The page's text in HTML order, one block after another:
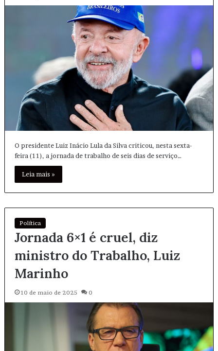
O presidente Luiz Inácio Lula da Silva criticou, nesta sexta-
feira (11), a jornada de trabalho de seis dias de serviço…
Leia mais »
Política
Jornada 6×1 é cruel, diz
ministro do Trabalho, Luiz
Marinho
10 de maio de 2025 0